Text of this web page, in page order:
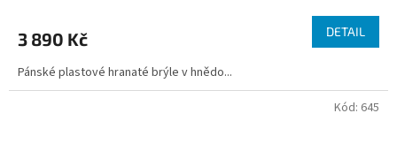
3 890 Kč DETAIL
Pánské plastové hranaté brýle v hnědo...
Kód: 645